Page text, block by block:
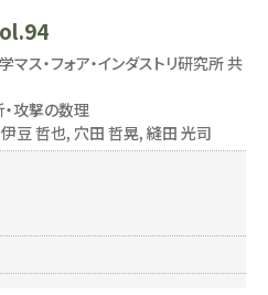
ス・フォア・インダストリ研究所 共
攻撃の数理
豆 哲也, 穴田 哲晃, 縫田 光司